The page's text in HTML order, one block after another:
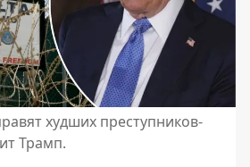
худших преступников-
Трамп.